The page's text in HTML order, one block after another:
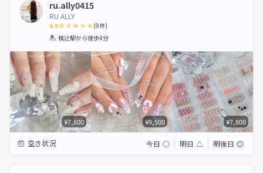
ru.ally0415
RU ALLY
4.9
1 2 3 4 5
(9件)
椥辻駅から徒歩4分
¥7,800 ¥9,500 ¥7,800
空き状況 今日 ◯ 明日 △ 明後日 ◎